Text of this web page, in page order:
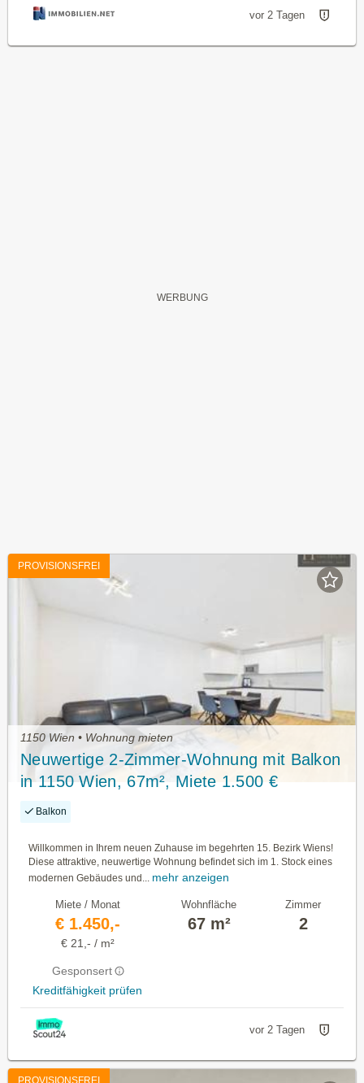
vor 2 Tagen
PROVISIONSFREI
1150 Wien • Wohnung mieten
Neuwertige 2-Zimmer-Wohnung mit Balkon
in 1150 Wien, 67m², Miete 1.500 €
Balkon
Willkommen in Ihrem neuen Zuhause im begehrten 15. Bezirk Wiens!
Diese attraktive, neuwertige Wohnung befindet sich im 1. Stock eines
modernen Gebäudes und... mehr anzeigen
Miete / Monat
€ 1.450,-
€ 21,- / m²
Gesponsert
Kreditfähigkeit prüfen
Wohnfläche
67 m²
Zimmer
2
vor 2 Tagen
PROVISIONSFREI